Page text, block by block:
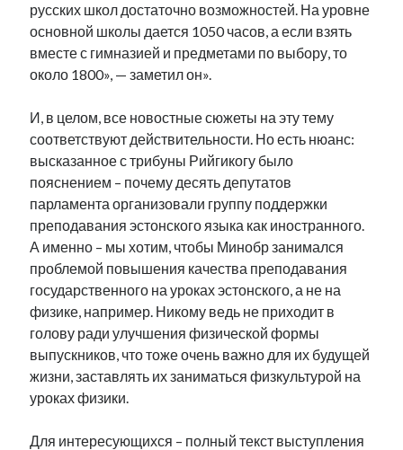
русских школ достаточно возможностей. На уровне
основной школы дается 1050 часов, а если взять
вместе с гимназией и предметами по выбору, то
около 1800», — заметил он».
И, в целом, все новостные сюжеты на эту тему
соответствуют действительности. Но есть нюанс:
высказанное с трибуны Рийгикогу было
пояснением – почему десять депутатов
парламента организовали группу поддержки
преподавания эстонского языка как иностранного.
А именно – мы хотим, чтобы Минобр занимался
проблемой повышения качества преподавания
государственного на уроках эстонского, а не на
физике, например. Никому ведь не приходит в
голову ради улучшения физической формы
выпускников, что тоже очень важно для их будущей
жизни, заставлять их заниматься физкультурой на
уроках физики.
Для интересующихся – полный текст выступления